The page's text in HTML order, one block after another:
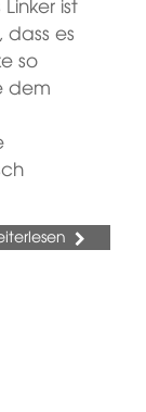
es
so
dem